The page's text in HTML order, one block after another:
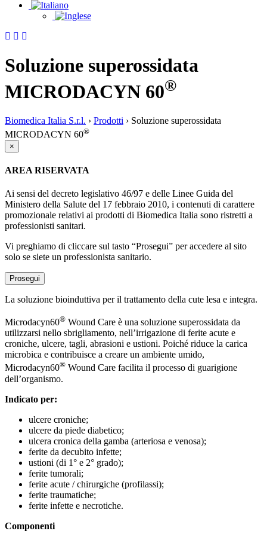
Soluzione superossidata
MICRODACYN 60®
Biomedica Italia S.r.l. › Prodotti › Soluzione superossidata
MICRODACYN 60®
×
AREA RISERVATA
Ai sensi del decreto legislativo 46/97 e delle Linee Guida del
Ministero della Salute del 17 febbraio 2010, i contenuti di carattere
promozionale relativi ai prodotti di Biomedica Italia sono ristretti a
professionisti sanitari.
Vi preghiamo di cliccare sul tasto “Prosegui” per accedere al sito
solo se siete un professionista sanitario.
Prosegui
La soluzione bioinduttiva per il trattamento della cute lesa e integra.
Microdacyn60® Wound Care è una soluzione superossidata da
utilizzarsi nello sbrigliamento, nell’irrigazione di ferite acute e
croniche, ulcere, tagli, abrasioni e ustioni. Poiché riduce la carica
microbica e contribuisce a creare un ambiente umido,
Microdacyn60® Wound Care facilita il processo di guarigione
dell’organismo.
Indicato per:
ulcere croniche;
ulcere da piede diabetico;
ulcera cronica della gamba (arteriosa e venosa);
ferite da decubito infette;
ustioni (di 1° e 2° grado);
ferite tumorali;
ferite acute / chirurgiche (profilassi);
ferite traumatiche;
ferite infette e necrotiche.
Componenti